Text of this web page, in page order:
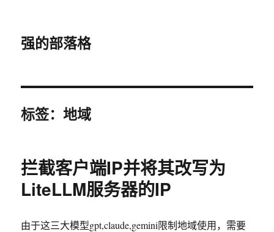
强的部落格
标签：地域
拦截客户端IP并将其改写为
LiteLLM服务器的IP
由于这三大模型gpt,claude,gemini限制地域使用，需要